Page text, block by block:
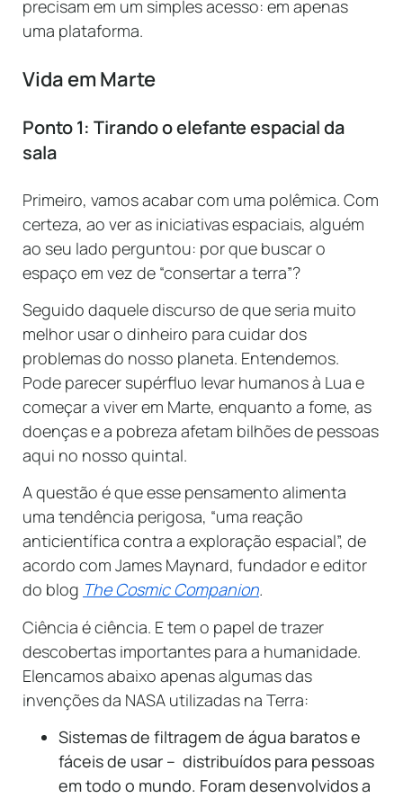
precisam em um simples acesso: em apenas
uma plataforma.
Vida em Marte
Ponto 1: Tirando o elefante espacial da
sala
Primeiro, vamos acabar com uma polêmica. Com
certeza, ao ver as iniciativas espaciais, alguém
ao seu lado perguntou: por que buscar o
espaço em vez de “consertar a terra”?
Seguido daquele discurso de que seria muito
melhor usar o dinheiro para cuidar dos
problemas do nosso planeta. Entendemos.
Pode parecer supérfluo levar humanos à Lua e
começar a viver em Marte, enquanto a fome, as
doenças e a pobreza afetam bilhões de pessoas
aqui no nosso quintal.
A questão é que esse pensamento alimenta
uma tendência perigosa, “uma reação
anticientífica contra a exploração espacial”, de
acordo com James Maynard, fundador e editor
do blog The Cosmic Companion.
Ciência é ciência. E tem o papel de trazer
descobertas importantes para a humanidade.
Elencamos abaixo apenas algumas das
invenções da NASA utilizadas na Terra:
Sistemas de filtragem de água baratos e
fáceis de usar – distribuídos para pessoas
em todo o mundo. Foram desenvolvidos a